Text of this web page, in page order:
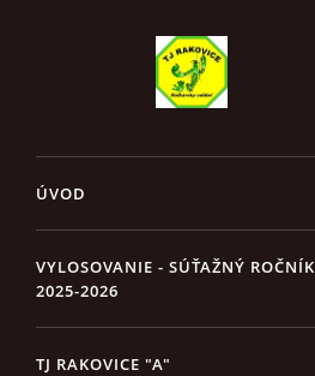
ÚVOD
VYLOSOVANIE - SÚŤAŽNÝ ROČNÍK
2025-2026
TJ RAKOVICE "A"